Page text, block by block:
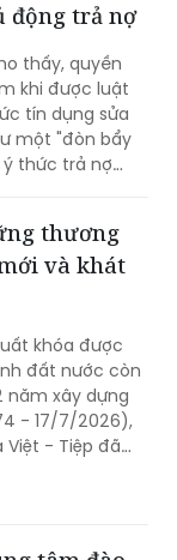
động trả nợ
thấy, quyền
khi được luật
tín dụng sửa
một "đòn bẩy
thức trả nợ
thương
và khát
khóa được
đất nước còn
năm xây dựng
- 17/7/2026),
Việt - Tiệp đã
của một